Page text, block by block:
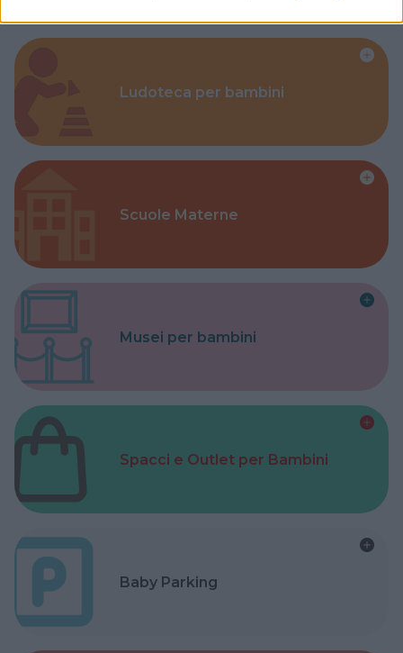
Ludoteca per bambini
Scuole Materne
Musei per bambini
Spacci e Outlet per Bambini
Baby Parking